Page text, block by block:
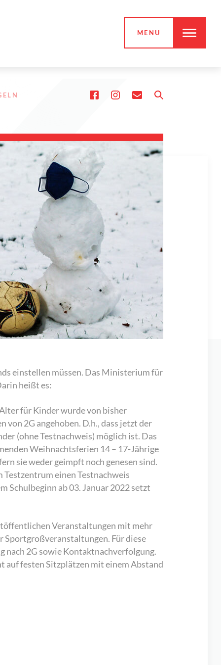
MENU
einstellen müssen. Das Ministerium für
heißt es:
für Kinder wurde von bisher
2G angehoben. D.h., dass jetzt der
(ohne Testnachweis) möglich ist. Das
Weihnachtsferien 14 – 17-Jährige
sie weder geimpft noch genesen sind.
Testzentrum einen Testnachweis
Schulbeginn ab 03. Januar 2022 setzt
Veranstaltungen mit mehr
Sportgroßveranstaltungen. Für diese
2G sowie Kontaktnachverfolgung.
auf festen Sitzplätzen mit einem Abstand